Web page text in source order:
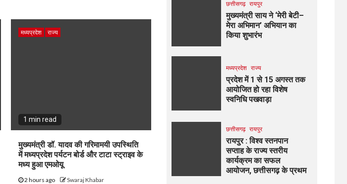
मध्यप्रदेश राज्य
1 min read
मुख्यमंत्री डॉ. यादव की गरिमामयी उपस्थिति
में मध्यप्रदेश पर्यटन बोर्ड और टाटा स्ट्राइव के
मध्य हुआ एमओयू
2 hours ago Swaraj Khabar
छत्तीसगढ़ रायपुर
मुख्यमंत्री साय ने ‘मेरी बेटी–
मेरा अभिमान’ अभियान का
किया शुभारंभ
मध्यप्रदेश राज्य
प्रदेश में 1 से 15 अगस्त तक
आयोजित हो रहा विशेष
स्वनिधि पखवाड़ा
छत्तीसगढ़ रायपुर
रायपुर : विश्व स्तनपान
सप्ताह के राज्य स्तरीय
कार्यक्रम का सफल
आयोजन, छत्तीसगढ़ के प्रथम